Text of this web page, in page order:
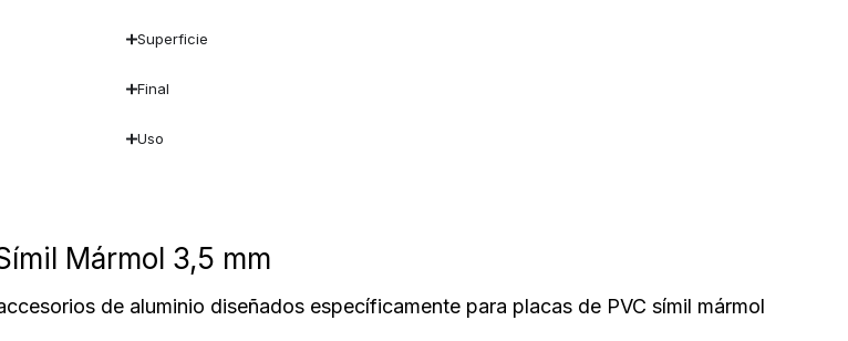
Superficie
Final
Uso
Mármol 3,5 mm
de aluminio diseñados específicamente para placas de PVC símil mármol